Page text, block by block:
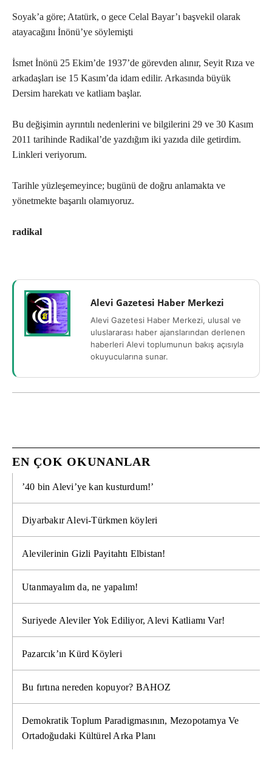
Soyak’a göre; Atatürk, o gece Celal Bayar’ı başvekil olarak
atayacağını İnönü’ye söylemişti
İsmet İnönü 25 Ekim’de 1937’de görevden alınır, Seyit Rıza ve
arkadaşları ise 15 Kasım’da idam edilir. Arkasında büyük
Dersim harekatı ve katliam başlar.
Bu değişimin ayrıntılı nedenlerini ve bilgilerini 29 ve 30 Kasım
2011 tarihinde Radikal’de yazdığım iki yazıda dile getirdim.
Linkleri veriyorum.
Tarihle yüzleşemeyince; bugünü de doğru anlamakta ve
yönetmekte başarılı olamıyoruz.
radikal
Alevi Gazetesi Haber Merkezi
Alevi Gazetesi Haber Merkezi, ulusal ve
uluslararası haber ajanslarından derlenen
haberleri Alevi toplumunun bakış açısıyla
okuyucularına sunar.
EN ÇOK OKUNANLAR
’40 bin Alevi’ye kan kusturdum!’
Diyarbakır Alevi-Türkmen köyleri
Alevilerinin Gizli Payitahtı Elbistan!
Utanmayalım da, ne yapalım!
Suriyede Aleviler Yok Ediliyor, Alevi Katliamı Var!
Pazarcık’ın Kürd Köyleri
Bu fırtına nereden kopuyor? BAHOZ
Demokratik Toplum Paradigmasının, Mezopotamya Ve
Ortadoğudaki Kültürel Arka Planı